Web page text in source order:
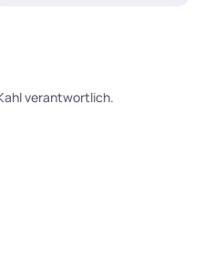
verantwortlich.